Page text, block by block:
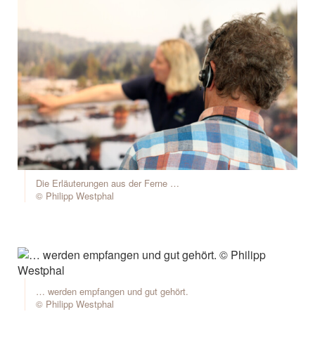
Die Erläuterungen aus der Ferne …
© Philipp Westphal
… werden empfangen und gut gehört.
© Philipp Westphal